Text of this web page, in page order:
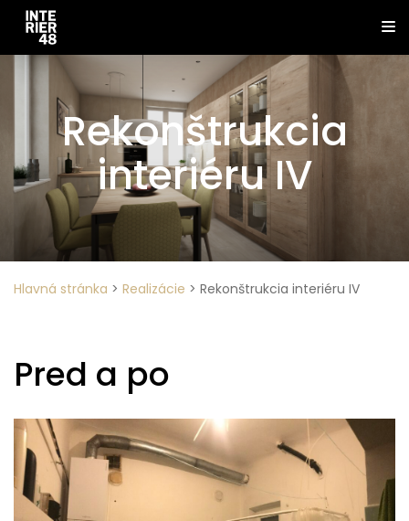
Rekonštrukcia
interiéru IV
Hlavná stránka > Realizácie > Rekonštrukcia interiéru IV
Pred a po